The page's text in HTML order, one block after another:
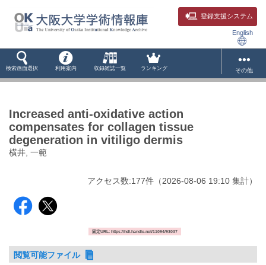
登録支援システム
English
検索画面選択 利用案内 収録雑誌一覧 ランキング その他
Increased anti-oxidative action
compensates for collagen tissue
degeneration in vitiligo dermis
横井, 一範
アクセス数:177件 （2026-08-06 19:10 集計）
固定URL: https://hdl.handle.net/11094/93037
閲覧可能ファイル